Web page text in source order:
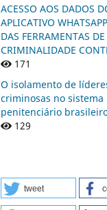
ACESSO AOS DADOS
APLICATIVO
DAS FERRAMENTAS
CRIMINALIDADE
171
O isolamento de
criminosas no sistema
penitenciário
129
tweet